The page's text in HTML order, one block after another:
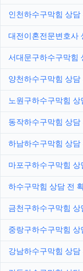
인천하수구막힘 상담
대전이혼전문변호사
서대문구하수구막힘
양천하수구막힘 상담
노원구하수구막힘 상
동작하수구막힘 상담
하남하수구막힘 상담
마포구하수구막힘 상
하수구막힘 상담 전
금천구하수구막힘 상
중랑구하수구막힘 상
강남하수구막힘 상담